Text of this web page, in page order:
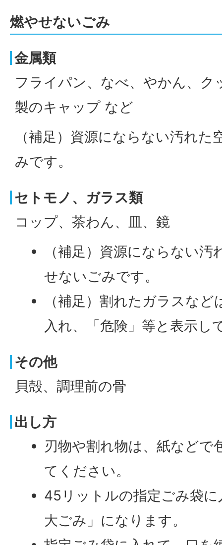
燃やせないごみ
金属類
フライパン、なべ、やかん、ク
製のキャップ など
（補足）資源にならない汚れ
みです。
セトモノ、ガラス類
コップ、茶わん、皿、鏡
（補足）資源にならない
せないごみです。
（補足）割れたガラスな
入れ、「危険」等と表示し
その他
貝殻、調理前の骨
出し方
刃物や割れ物は、紙などで
てください。
45リットルの指定ごみ袋
大ごみ」になります。